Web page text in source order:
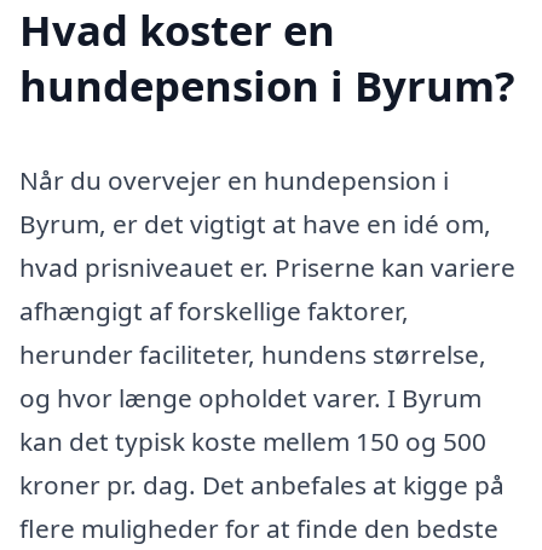
Hvad koster en
hundepension i Byrum?
Når du overvejer en hundepension i
Byrum, er det vigtigt at have en idé om,
hvad prisniveauet er. Priserne kan variere
afhængigt af forskellige faktorer,
herunder faciliteter, hundens størrelse,
og hvor længe opholdet varer. I Byrum
kan det typisk koste mellem 150 og 500
kroner pr. dag. Det anbefales at kigge på
flere muligheder for at finde den bedste